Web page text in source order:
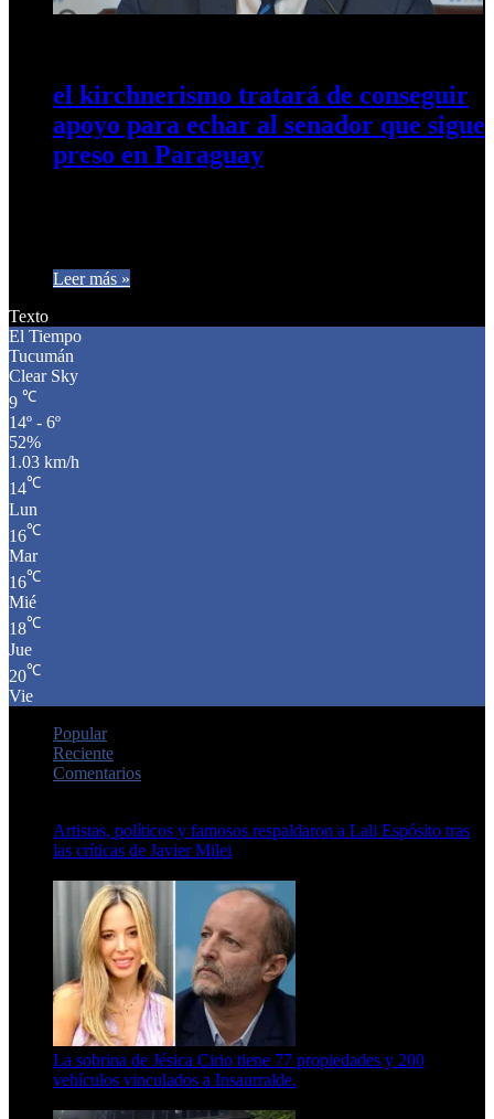
el kirchnerismo tratará de conseguir
apoyo para echar al senador que sigue
preso en Paraguay
Leer más »
Texto
El Tiempo
Tucumán
Clear Sky
9 ℃
14º - 6º
52%
1.03 km/h
14℃
Lun
16℃
Mar
16℃
Mié
18℃
Jue
20℃
Vie
Popular
Reciente
Comentarios
Artistas, políticos y famosos respaldaron a Lali Espósito tras
las críticas de Javier Milei
La sobrina de Jésica Cirio tiene 77 propiedades y 200
vehículos vinculados a Insaurralde.